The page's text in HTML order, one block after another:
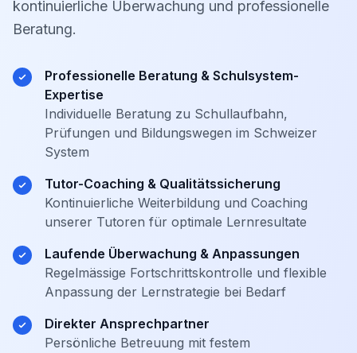
kontinuierliche Überwachung und professionelle
Beratung.
Professionelle Beratung & Schulsystem-
Expertise
Individuelle Beratung zu Schullaufbahn,
Prüfungen und Bildungswegen im Schweizer
System
Tutor-Coaching & Qualitätssicherung
Kontinuierliche Weiterbildung und Coaching
unserer Tutoren für optimale Lernresultate
Laufende Überwachung & Anpassungen
Regelmässige Fortschrittskontrolle und flexible
Anpassung der Lernstrategie bei Bedarf
Direkter Ansprechpartner
Persönliche Betreuung mit festem